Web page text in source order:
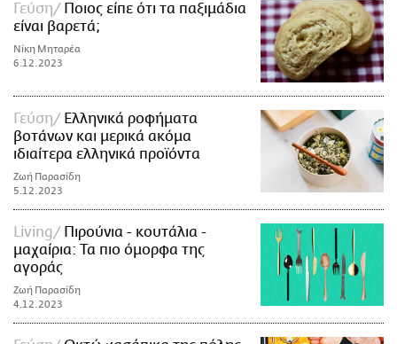
Γεύση
Ποιος είπε ότι τα παξιμάδια
είναι βαρετά;
Νίκη Μηταρέα
6.12.2023
Γεύση
Ελληνικά ροφήματα
βοτάνων και μερικά ακόμα
ιδιαίτερα ελληνικά προϊόντα
Ζωή Παρασίδη
5.12.2023
Living
Πιρούνια - κουτάλια -
μαχαίρια: Τα πιο όμορφα της
αγοράς
Ζωή Παρασίδη
4.12.2023